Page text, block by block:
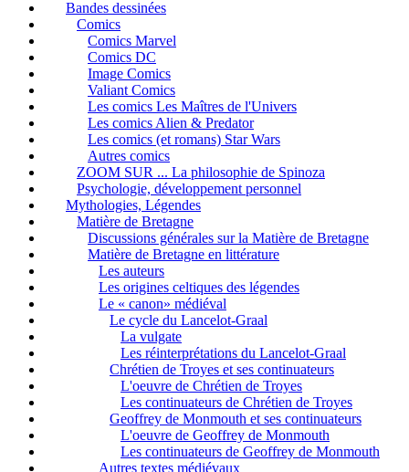
Bandes dessinées
Comics
Comics Marvel
Comics DC
Image Comics
Valiant Comics
Les comics Les Maîtres de l'Univers
Les comics Alien & Predator
Les comics (et romans) Star Wars
Autres comics
ZOOM SUR ... La philosophie de Spinoza
Psychologie, développement personnel
Mythologies, Légendes
Matière de Bretagne
Discussions générales sur la Matière de Bretagne
Matière de Bretagne en littérature
Les auteurs
Les origines celtiques des légendes
Le « canon» médiéval
Le cycle du Lancelot-Graal
La vulgate
Les réinterprétations du Lancelot-Graal
Chrétien de Troyes et ses continuateurs
L'oeuvre de Chrétien de Troyes
Les continuateurs de Chrétien de Troyes
Geoffrey de Monmouth et ses continuateurs
L'oeuvre de Geoffrey de Monmouth
Les continuateurs de Geoffrey de Monmouth
Autres textes médiévaux